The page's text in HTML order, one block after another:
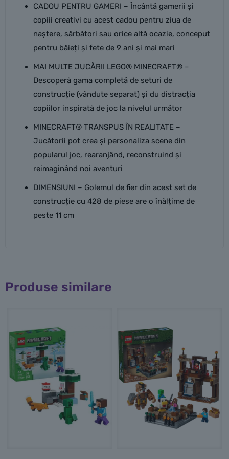
CADOU PENTRU GAMERI – Încântă gamerii și
copiii creativi cu acest cadou pentru ziua de
naștere, sărbători sau orice altă ocazie, conceput
pentru băieți și fete de 9 ani și mai mari
MAI MULTE JUCĂRII LEGO® MINECRAFT® –
Descoperă gama completă de seturi de
construcție (vândute separat) și du distracția
copiilor inspirată de joc la nivelul următor
MINECRAFT® TRANSPUS ÎN REALITATE –
Jucătorii pot crea și personaliza scene din
popularul joc, rearanjând, reconstruind și
reimaginând noi aventuri
DIMENSIUNI – Golemul de fier din acest set de
construcție cu 428 de piese are o înălțime de
peste 11 cm
Produse similare